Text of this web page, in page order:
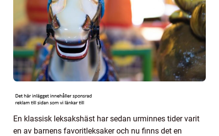
En klassisk leksakshäst har sedan urminnes tider varit
en av barnens favoritleksaker och nu finns det en